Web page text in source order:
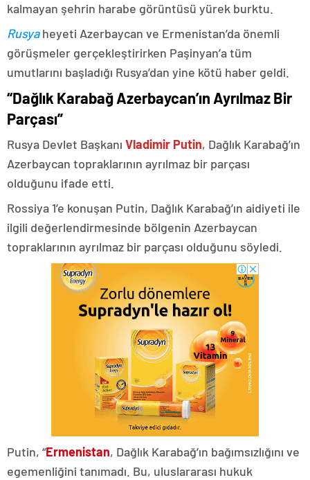
kalmayan şehrin harabe görüntüsü yürek burktu.
Rusyaheyeti Azerbaycan ve Ermenistan’da önemli
görüşmeler gerçekleştirirken Paşinyan’a tüm
umutlarını başladığı Rusya’dan yine kötü haber geldi.
“Dağlık Karabağ Azerbaycan’ın Ayrılmaz Bir
Parçası”
Rusya Devlet Başkanı Vladimir Putin, Dağlık Karabağ’ın
Azerbaycan topraklarının ayrılmaz bir parçası
olduğunu ifade etti.
Rossiya 1’e konuşan Putin, Dağlık Karabağ’ın aidiyeti ile
ilgili değerlendirmesinde bölgenin Azerbaycan
topraklarının ayrılmaz bir parçası olduğunu söyledi.
Putin, “Ermenistan, Dağlık Karabağ’ın bağımsızlığını ve
egemenliğini tanımadı. Bu, uluslararası hukuk